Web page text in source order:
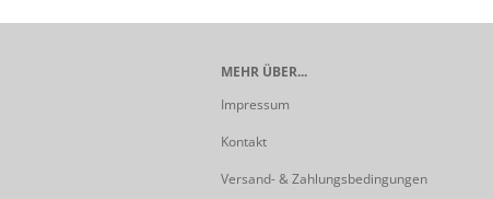
MEHR ÜBER...
Impressum
Kontakt
Versand- & Zahlungsbedingungen